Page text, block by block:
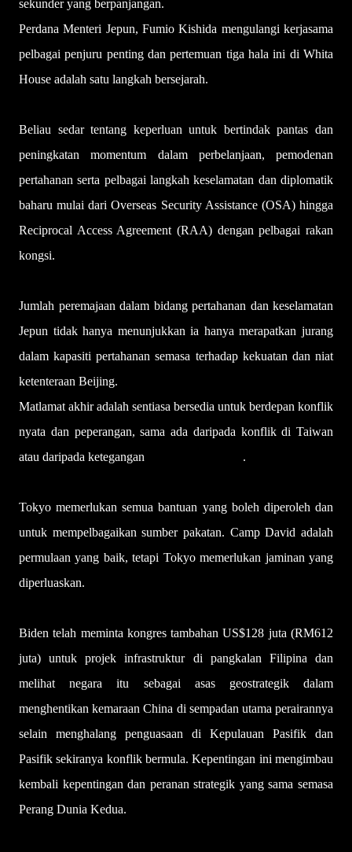
sekunder yang berpanjangan.
Perdana Menteri Jepun, Fumio Kishida mengulangi kerjasama
pelbagai penjuru penting dan pertemuan tiga hala ini di Whita
House adalah satu langkah bersejarah.
Beliau sedar tentang keperluan untuk bertindak pantas dan
peningkatan momentum dalam perbelanjaan, pemodenan
pertahanan serta pelbagai langkah keselamatan dan diplomatik
baharu mulai dari Overseas Security Assistance (OSA) hingga
Reciprocal Access Agreement (RAA) dengan pelbagai rakan
kongsi.
Jumlah peremajaan dalam bidang pertahanan dan keselamatan
Jepun tidak hanya menunjukkan ia hanya merapatkan jurang
dalam kapasiti pertahanan semasa terhadap kekuatan dan niat
ketenteraan Beijing.
Matlamat akhir adalah sentiasa bersedia untuk berdepan konflik
nyata dan peperangan, sama ada daripada konflik di Taiwan
atau daripada ketegangan
.
Tokyo memerlukan semua bantuan yang boleh diperoleh dan
untuk mempelbagaikan sumber pakatan. Camp David adalah
permulaan yang baik, tetapi Tokyo memerlukan jaminan yang
diperluaskan.
Biden telah meminta kongres tambahan US$128 juta (RM612
juta) untuk projek infrastruktur di pangkalan Filipina dan
melihat negara itu sebagai asas geostrategik dalam
menghentikan kemaraan China di sempadan utama perairannya
selain menghalang penguasaan di Kepulauan Pasifik dan
Pasifik sekiranya konflik bermula. Kepentingan ini mengimbau
kembali kepentingan dan peranan strategik yang sama semasa
Perang Dunia Kedua.